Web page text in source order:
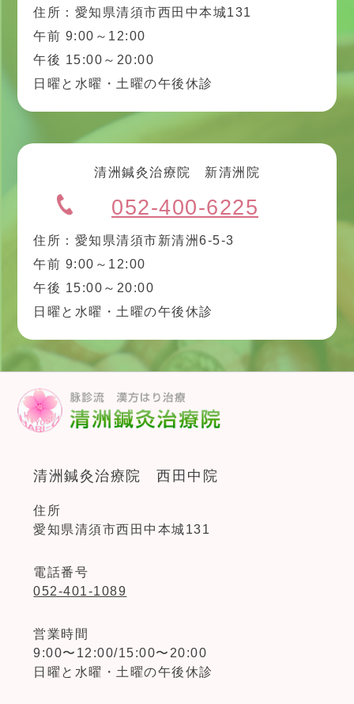
住所：愛知県清須市西田中本城131
午前 9:00～12:00
午後 15:00～20:00
日曜と水曜・土曜の午後休診
清洲鍼灸治療院 新清洲院
052-400-6225
住所：愛知県清須市新清洲6-5-3
午前 9:00～12:00
午後 15:00～20:00
日曜と水曜・土曜の午後休診
清洲鍼灸治療院 西田中院
住所
愛知県清須市西田中本城131
電話番号
052-401-1089
営業時間
9:00〜12:00/15:00〜20:00
日曜と水曜・土曜の午後休診